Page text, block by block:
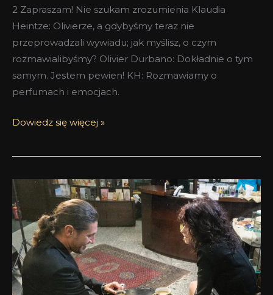
2 Zapraszam! Nie szukam zrozumienia Klaudia
Heintze: Olivierze, a gdybyśmy teraz nie
przeprowadzali wywiadu; jak myślisz, o czym
rozmawialibyśmy? Olivier Durbano: Dokładnie o tym
samym. Jestem pewien! KH: Rozmawiamy o
perfumach i emocjach.
Dowiedz się więcej »
Mam
sentyment
do
ludzi,
nie
do
perfum